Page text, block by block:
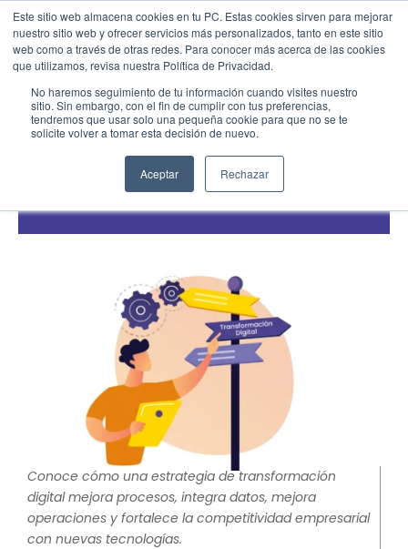
Este sitio web almacena cookies en tu PC. Estas cookies sirven para mejorar
nuestro sitio web y ofrecer servicios más personalizados, tanto en este sitio
web como a través de otras redes. Para conocer más acerca de las cookies
que utilizamos, revisa nuestra Política de Privacidad.
No haremos seguimiento de tu información cuando visites nuestro
sitio. Sin embargo, con el fin de cumplir con tus preferencias,
tendremos que usar solo una pequeña cookie para que no se te
solicite volver a tomar esta decisión de nuevo.
Aceptar Rechazar
Menu Llamar
EMPIEZA AQUÍ
Inicio
Contacto
Partner SAP en tu Ciudad
Partners Estratégicos
EXPLORAR SOLUIONES
SOLUCIONES CLOUD
SAP Business One Cloud
SAP Cloud ERP
SAP Cloud ERP RISE
SAP BTP
SAP Business Data Cloud
SAP Business One, SAP Cloud ERP,Transformación
Digital
Guía completa sobre la transformación
digital y sus beneficios actuales
Conoce cómo una estrategia de transformación
digital mejora procesos, integra datos, mejora
operaciones y fortalece la competitividad empresarial
con nuevas tecnologías.